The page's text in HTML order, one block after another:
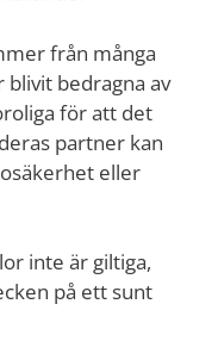
från många
blivit bedragna av
för att det
partner kan
eller
inte är giltiga,
på ett sunt